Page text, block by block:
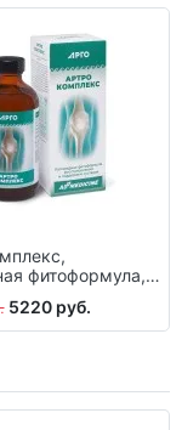
фитоформула,
5220 руб.